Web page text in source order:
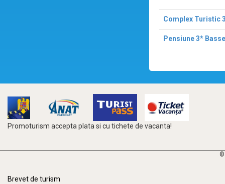
Complex Turistic
Pensiune 3*
Promoturism accepta plata si cu tichete de vacanta!
©
Brevet de turism